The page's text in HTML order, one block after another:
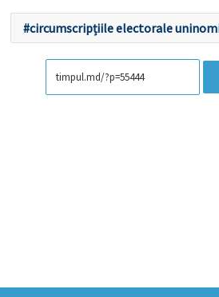
circumscripțiile electorale